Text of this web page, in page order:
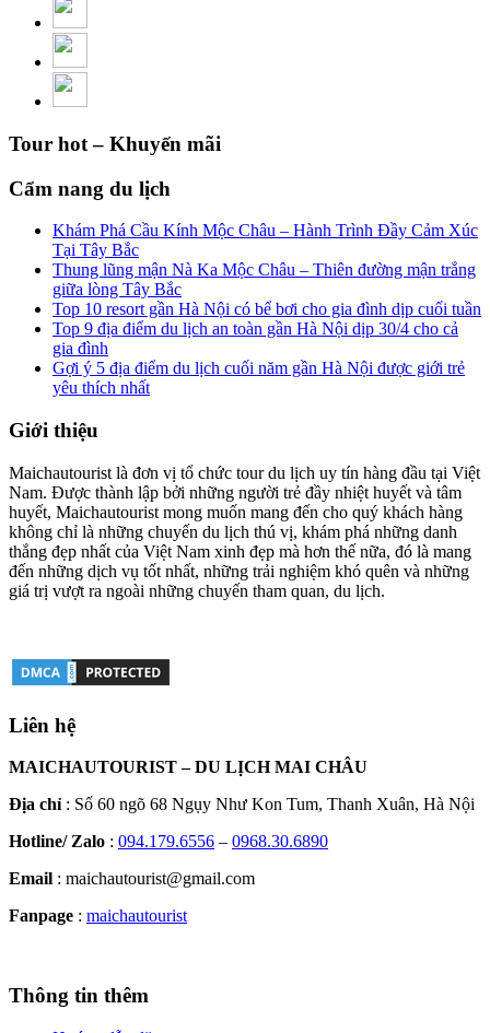
Tour hot – Khuyến mãi
Cẩm nang du lịch
Khám Phá Cầu Kính Mộc Châu – Hành Trình Đầy Cảm Xúc
Tại Tây Bắc
Thung lũng mận Nà Ka Mộc Châu – Thiên đường mận trắng
giữa lòng Tây Bắc
Top 10 resort gần Hà Nội có bể bơi cho gia đình dịp cuối tuần
Top 9 địa điểm du lịch an toàn gần Hà Nội dịp 30/4 cho cả
gia đình
Gợi ý 5 địa điểm du lịch cuối năm gần Hà Nội được giới trẻ
yêu thích nhất
Giới thiệu
Maichautourist là đơn vị tổ chức tour du lịch uy tín hàng đầu tại Việt
Nam. Được thành lập bởi những người trẻ đầy nhiệt huyết và tâm
huyết, Maichautourist mong muốn mang đến cho quý khách hàng
không chỉ là những chuyến du lịch thú vị, khám phá những danh
thắng đẹp nhất của Việt Nam xinh đẹp mà hơn thế nữa, đó là mang
đến những dịch vụ tốt nhất, những trải nghiệm khó quên và những
giá trị vượt ra ngoài những chuyến tham quan, du lịch.
Liên hệ
MAICHAUTOURIST – DU LỊCH MAI CHÂU
Địa chỉ : Số 60 ngõ 68 Ngụy Như Kon Tum, Thanh Xuân, Hà Nội
Hotline/ Zalo : 094.179.6556 – 0968.30.6890
Email : maichautourist@gmail.com
Fanpage : maichautourist
Thông tin thêm